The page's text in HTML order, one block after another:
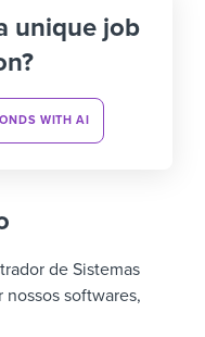
unique job
WITH AI
de Sistemas
nossos softwares,